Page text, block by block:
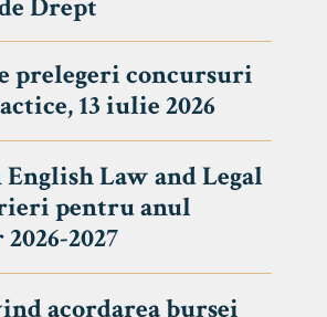
Drept
prelegeri concursuri
13 iulie 2026
Law and Legal
pentru anul
2027
acordarea bursei